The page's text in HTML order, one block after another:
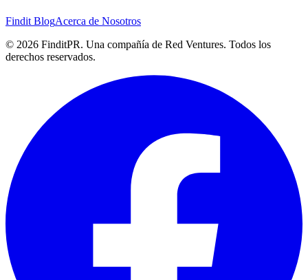
Findit BlogAcerca de Nosotros
© 2026 FinditPR. Una compañía de Red Ventures. Todos los
derechos reservados.